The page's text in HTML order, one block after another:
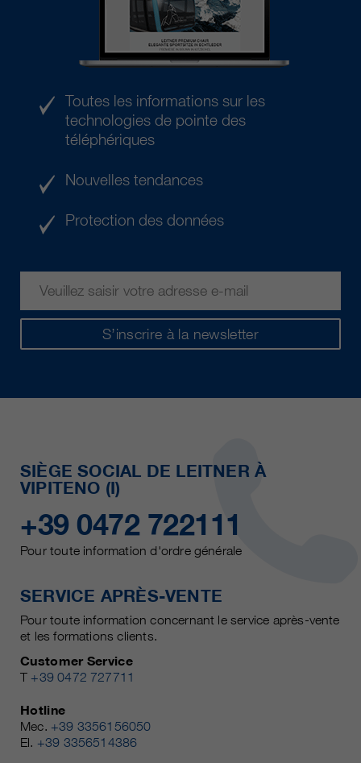
S’inscrire à la newsletter
Toutes les informations sur les
technologies de pointe des
téléphériques
Nouvelles tendances
Protection des données
SIÈGE SOCIAL DE LEITNER À
VIPITENO (I)
+39 0472 722111
Pour toute information d'ordre générale
SERVICE APRÈS-VENTE
Pour toute information concernant le service après-vente
et les formations clients.
Customer Service
T +39 0472 727711
Hotline
Mec. +39 3356156050
El. +39 3356514386